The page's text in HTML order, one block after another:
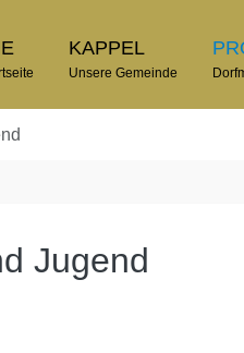
KAPPEL
Unsere Gemeinde
Jugend